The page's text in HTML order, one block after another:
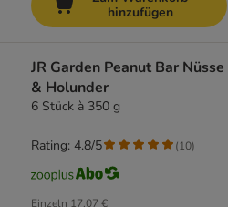
hinzufügen
JR Garden Peanut Bar Nüsse
& Holunder
6 Stück à 350 g
Einzeln 17,07 €
Rating: 4.8/5 (10)